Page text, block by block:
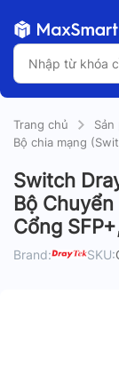
Trang chủ Sản
Bộ chia mạng
Switch
Bộ
Cổng
Brand: SKU: